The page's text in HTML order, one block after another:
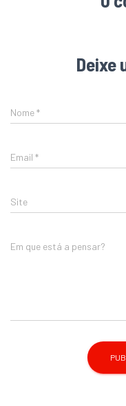
Deixe
Nome*
Email *
Site
Em que está a pensar?